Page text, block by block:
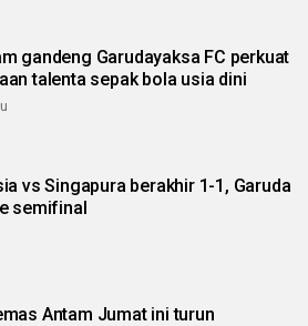
gandeng Garudayaksa FC perkuat
talenta sepak bola usia dini
vs Singapura berakhir 1-1, Garuda
semifinal
Antam Jumat ini turun